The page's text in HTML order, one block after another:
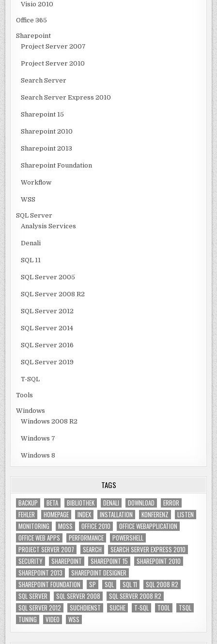
Visio 2010
Office 365
Sharepoint
Project Server 2007
Project Server 2010
Search Server
Search Server Express 2010
Sharepoint 15
Sharepoint 2010
Sharepoint 2013
Sharepoint Foundation
Workflow
WSS
SQL Server
Analysis Services
Denali
SQL 11
SQL Server 2005
SQL Server 2008 R2
SQL Server 2012
SQL Server 2014
SQL Server 2016
SQL Server 2019
T-SQL
Tools
Windows
Windows 2008 R2
Windows 7
Windows 8
TAGS
BACKUP BETA BIBLIOTHEK DENALI DOWNLOAD
ERROR
FEHLER
HOMEPAGE INDEX INSTALLATION KONFERENZ
LISTEN
MONITORING
MOSS OFFICE 2010
OFFICE WEBAPPLICATION
OFFICE WEB APPS
PERFORMANCE
POWERSHELL
PROJECT SERVER 2007
SEARCH
SEARCH SERVER EXPRESS 2010
SECURITY
SHAREPOINT SHAREPOINT 15
SHAREPOINT 2010
SHAREPOINT 2013
SHAREPOINT DESIGNER
SHAREPOINT FOUNDATION
SP SQL SQL 11
SQL 2008 R2
SQL SERVER
SQL SERVER 2008
SQL SERVER 2008 R2
SQL SERVER 2012
SUCHDIENST SUCHE T-SQL TOOL
TSQL
TUNING
VIDEO WSS